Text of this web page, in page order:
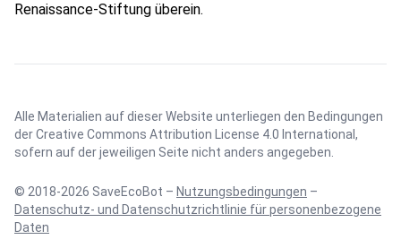
Renaissance-Stiftung überein.
Alle Materialien auf dieser Website unterliegen den Bedingungen
derCreative Commons Attribution License 4.0 International ,
sofern auf der jeweiligen Seite nicht anders angegeben.
© 2018-2026 SaveEcoBot – Nutzungsbedingungen –
Datenschutz- und Datenschutzrichtlinie für personenbezogene
Daten